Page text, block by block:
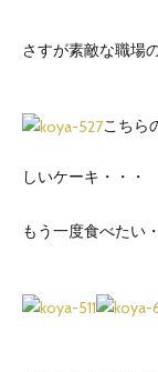
さすが素敵な職場
こちら
しいケーキ・・・
もう一度食べたい